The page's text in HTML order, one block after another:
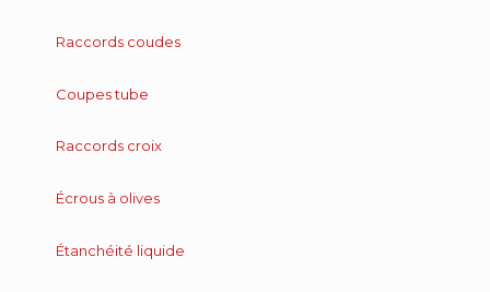
Raccords coudes
Coupes tube
Raccords croix
Écrous à olives
Étanchéité liquide